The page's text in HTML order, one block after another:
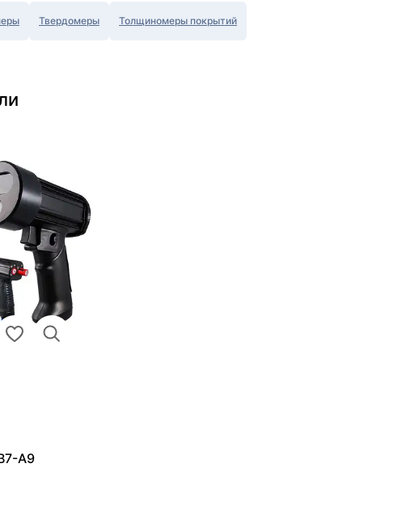
Твердомеры Толщиномеры покрытий
А9